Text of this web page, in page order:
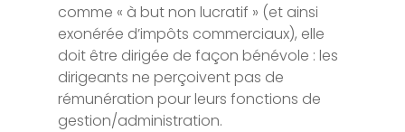
comme « à but non lucratif » (et ainsi
exonérée d’impôts commerciaux), elle
doit être dirigée de façon bénévole : les
dirigeants ne perçoivent pas de
rémunération pour leurs fonctions de
gestion/administration.